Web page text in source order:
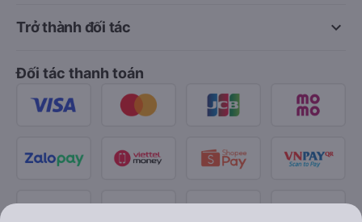
keyboard_arrow_down
Trở thành đối tác
Đối tác thanh toán